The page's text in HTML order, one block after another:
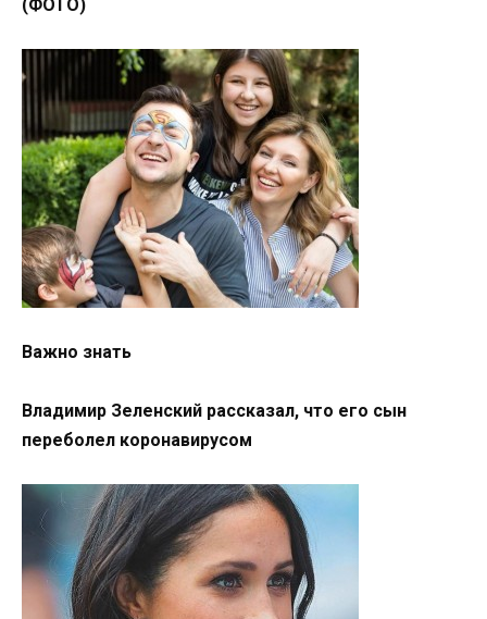
(ФОТО)
Важно знать
Владимир Зеленский рассказал, что его сын
переболел коронавирусом